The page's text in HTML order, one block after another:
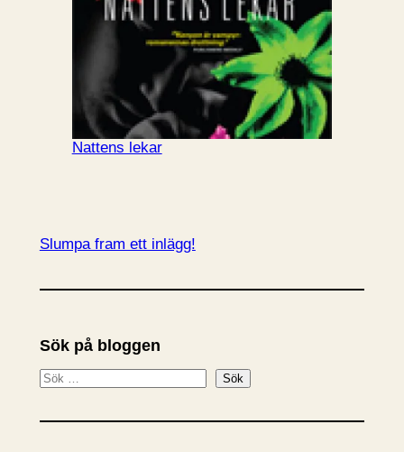
Nattens lekar
Slumpa fram ett inlägg!
Sök på bloggen
S
k
Sök